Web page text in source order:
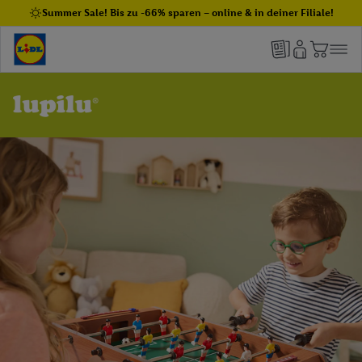
Summer Sale! Bis zu -66% sparen – online & in deiner Filiale!